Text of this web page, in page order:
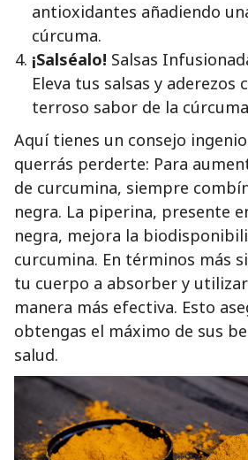
antioxidantes añadiendo
cúrcuma.
¡Salséalo! Salsas
Eleva tus salsas y aderezos
terroso sabor de la
Aquí tienes un consejo
querrás perderte: Para
de curcumina, siempre
negra. La piperina, presente
negra, mejora la
curcumina. En términos más
tu cuerpo a absorber y
manera más efectiva. Esto
obtengas el máximo de sus
salud.